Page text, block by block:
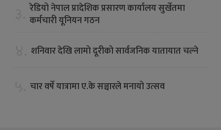
रेडियो नेपाल प्रादेशिक प्रसारण कार्यालय सुर्खेतमा
कर्मचारी यूनियन गठन
शनिवार देखि लामो दूरीको सार्वजनिक यातायात चल्ने
चार वर्षे यात्रामा ए.के सञ्चारले मनायो उत्सव